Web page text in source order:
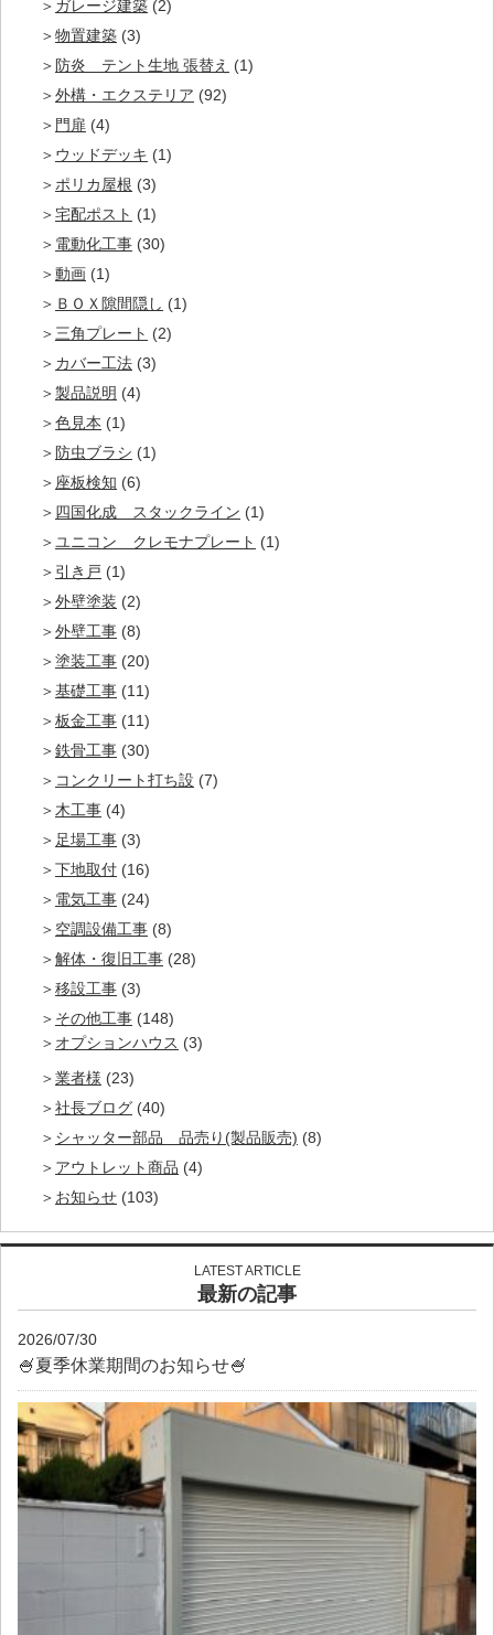
ガレージ建築 (2)
物置建築 (3)
防炎 テント生地 張替え (1)
外構・エクステリア (92)
門扉 (4)
ウッドデッキ (1)
ポリカ屋根 (3)
宅配ポスト (1)
電動化工事 (30)
動画 (1)
ＢＯＸ隙間隠し (1)
三角プレート (2)
カバー工法 (3)
製品説明 (4)
色見本 (1)
防虫ブラシ (1)
座板検知 (6)
四国化成 スタックライン (1)
ユニコン クレモナプレート (1)
引き戸 (1)
外壁塗装 (2)
外壁工事 (8)
塗装工事 (20)
基礎工事 (11)
板金工事 (11)
鉄骨工事 (30)
コンクリート打ち設 (7)
木工事 (4)
足場工事 (3)
下地取付 (16)
電気工事 (24)
空調設備工事 (8)
解体・復旧工事 (28)
移設工事 (3)
その他工事 (148)
オプションハウス (3)
業者様 (23)
社長ブログ (40)
シャッター部品 品売り(製品販売) (8)
アウトレット商品 (4)
お知らせ (103)
LATEST ARTICLE
最新の記事
2026/07/30
🍧夏季休業期間のお知らせ🍧